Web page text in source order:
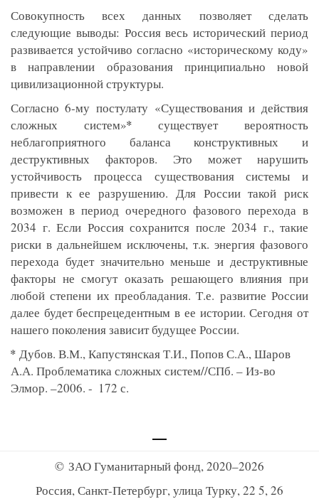
Совокупность всех данных позволяет сделать
следующие выводы: Россия весь исторический период
развивается устойчиво согласно «историческому коду»
в направлении образования принципиально новой
цивилизационной структуры.
Согласно 6-му постулату «Существования и действия
сложных систем»* существует вероятность
неблагоприятного баланса конструктивных и
деструктивных факторов. Это может нарушить
устойчивость процесса существования системы и
привести к ее разрушению. Для России такой риск
возможен в период очередного фазового перехода в
2034 г. Если Россия сохранится после 2034 г., такие
риски в дальнейшем исключены, т.к. энергия фазового
перехода будет значительно меньше и деструктивные
факторы не смогут оказать решающего влияния при
любой степени их преобладания. Т.е. развитие России
далее будет беспрецедентным в ее истории. Сегодня от
нашего поколения зависит будущее России.
* Дубов. В.М., Капустянская Т.И., Попов С.А., Шаров
А.А. Проблематика сложных систем//СПб. – Из-во
Элмор. –2006. -  172 с.
© ЗАО Гуманитарный фонд, 2020–2026
Россия, Санкт-Петербург, улица Турку, 22 5, 26